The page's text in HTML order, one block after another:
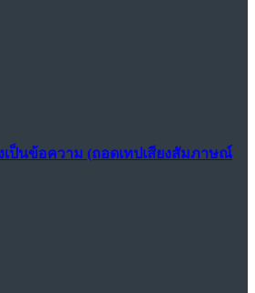
เป็นข้อความ (ถอดเทปเสียงสัมภาษณ์